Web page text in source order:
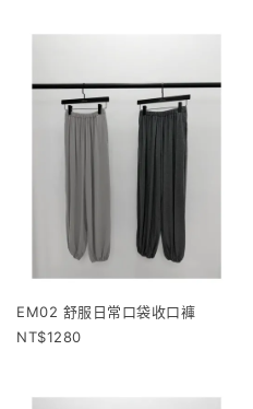
EM02 舒服日常口袋收口褲
1280